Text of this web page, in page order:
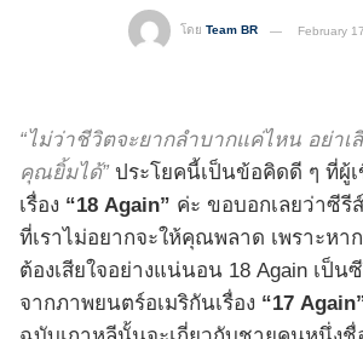
โดย Team BR February
“ไม่ว่าชีวิตจะยากลำบากแค่ไหน อย่าเ
คุณยิ้มได้” ประโยคนี้เป็นข้อคิดดี ๆ ที่ผู้
เรื่อง “18 Again” ค่ะ ขอบอกเลยว่าซีรี
ที่เราไม่อยากจะให้คุณพลาด เพราะห
ต้องเสียใจอย่างแน่นอน 18 Again เป็น
จากภาพยนตร์อเมริกันเรื่อง “17